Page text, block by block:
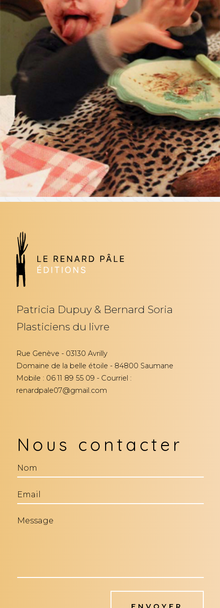
Patricia Dupuy & Bernard Soria
Plasticiens du livre
Rue Genève - 03130 Avrilly
Domaine de la belle étoile - 84800 Saumane
Mobile : 06 11 89 55 09 - Courriel :
renardpale07@gmail.com
Nous contacter